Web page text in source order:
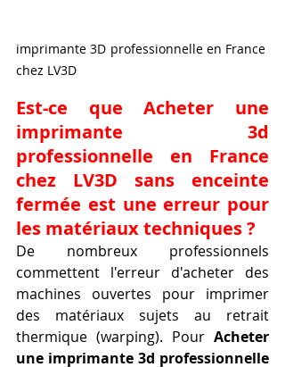
imprimante 3D professionnelle en France
chez LV3D
Est-ce que Acheter une
imprimante 3d
professionnelle en France
chez LV3D sans enceinte
fermée est une erreur pour
les matériaux techniques ?
De nombreux professionnels
commettent l'erreur d'acheter des
machines ouvertes pour imprimer
des matériaux sujets au retrait
thermique (warping). Pour Acheter
une imprimante 3d professionnelle